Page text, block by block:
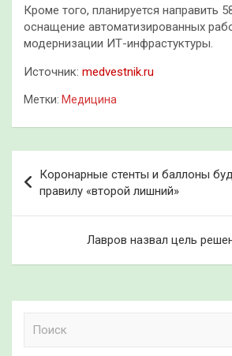
Кроме того, планируется направить
оснащение автоматизированных
модернизации ИТ-инфрастуктуры.
Источник: medvestnik.ru
Метки: Медицина
по
записям
Коронарные стенты и баллоны
правилу «второй лишний»
Лавров назвал цель